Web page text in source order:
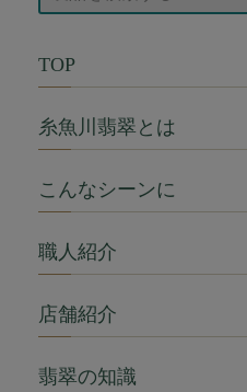
TOP
糸魚川翡翠とは
こんなシーンに
職人紹介
店舗紹介
翡翠の知識